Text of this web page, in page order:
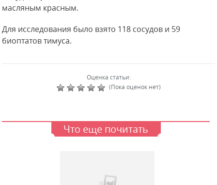
масляным красным.
Для исследования было взято 118 сосудов и 59
биоптатов тимуса.
Оценка статьи:
(Пока оценок нет)
Что еще почитать